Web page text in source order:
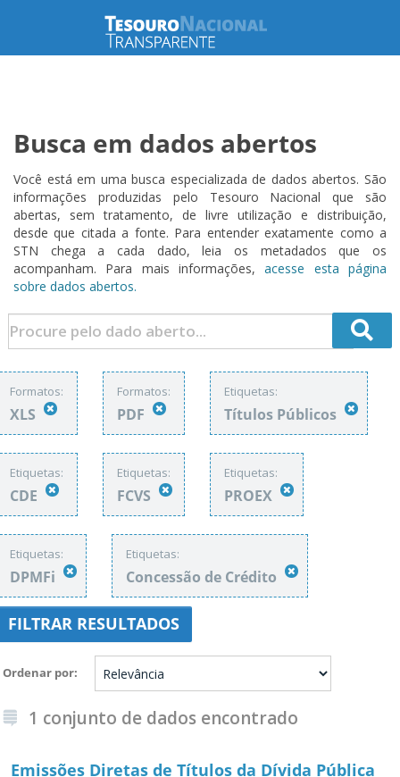
Busca em dados abertos
Você está em uma busca especializada de dados abertos. São
informações produzidas pelo Tesouro Nacional que são
abertas, sem tratamento, de livre utilização e distribuição,
desde que citada a fonte. Para entender exatamente como a
STN chega a cada dado, leia os metadados que os
acompanham. Para mais informações,acesse esta página
sobre dados abertos.
Formatos:
XLS
Formatos:
PDF
Etiquetas:
Títulos Públicos
Etiquetas:
CDE
Etiquetas:
FCVS
Etiquetas:
PROEX
Etiquetas:
DPMFi
Etiquetas:
Concessão de Crédito
FILTRAR RESULTADOS
Ordenar por
1 conjunto de dados encontrado
Emissões Diretas de Títulos da Dívida Pública